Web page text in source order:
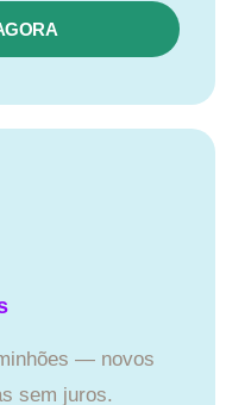
— novos
sem juros.